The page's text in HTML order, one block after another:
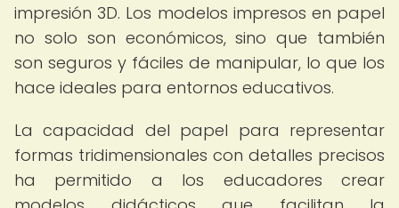
impresión 3D. Los modelos impresos en papel
no solo son económicos, sino que también
son seguros y fáciles de manipular, lo que los
hace ideales para entornos educativos.
La capacidad del papel para representar
formas tridimensionales con detalles precisos
ha permitido a los educadores crear